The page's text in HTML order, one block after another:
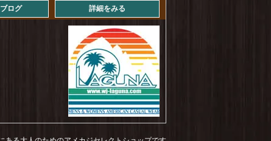
STRASSBURGER : 11.5 oz Jumbo Workers
Straight ZF Aging Over 4yearsを更新しまし
Levi's : 569 LOOSE STRAIGHT (mid vintage)を
NEWHATTAN : COTTON TWILL LOW CAP
を更新しました！
NEWHATTAN : COTTON TWILL BUCKET
詳細をみる
ログ